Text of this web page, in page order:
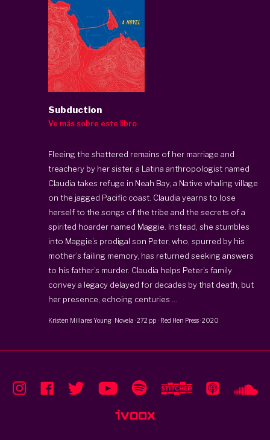
Subduction
Ve más sobre este libro
Fleeing the shattered remains of her marriage and
treachery by her sister, a Latina anthropologist named
Claudia takes refuge in Neah Bay, a Native whaling village
on the jagged Pacific coast. Claudia yearns to lose
herself to the songs of the tribe and the secrets of a
spirited hoarder named Maggie. Instead, she stumbles
into Maggie’s prodigal son Peter, who, spurred by his
mother’s failing memory, has returned seeking answers
to his father’s murder. Claudia helps Peter’s family
convey a legacy delayed for decades by that death, but
her presence, echoing centuries ...
Kristen Millares Young· Novela ·272 pp · Red Hen Press·2020